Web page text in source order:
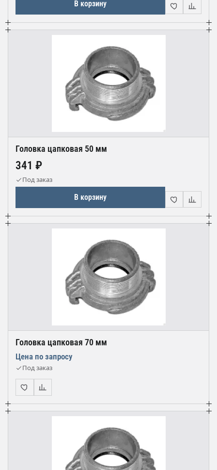
В корзину
Головка цапковая 50 мм
341 ₽
Под заказ
В корзину
Головка цапковая 70 мм
Цена по запросу
Под заказ